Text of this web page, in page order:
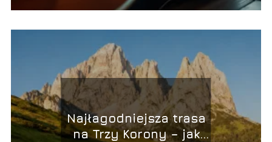
Najłagodniejsza trasa
na Trzy Korony – jak